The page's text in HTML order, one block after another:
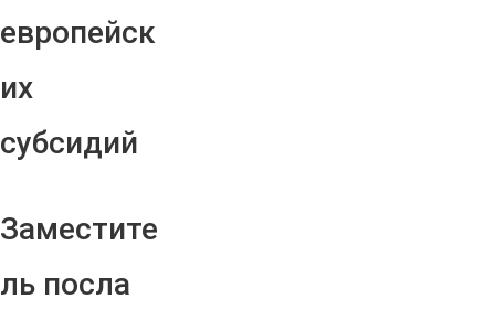
европейск
их
субсидий
Заместите
ль посла